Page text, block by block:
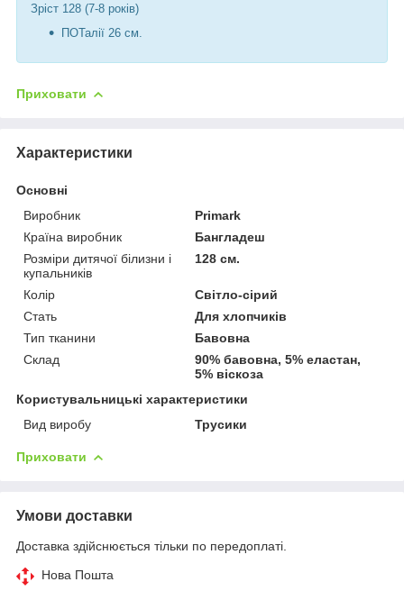
Зріст 128 (7-8 років)
ПОТалії 26 см.
Приховати
Характеристики
Основні
Виробник
Primark
Країна виробник
Бангладеш
Розміри дитячої білизни і
купальників
128 см.
Колір
Світло-сірий
Стать
Для хлопчиків
Тип тканини
Бавовна
Склад
90% бавовна, 5% еластан,
5% віскоза
Користувальницькі характеристики
Вид виробу
Трусики
Приховати
Умови доставки
Доставка здійснюється тільки по передоплаті.
Нова Пошта